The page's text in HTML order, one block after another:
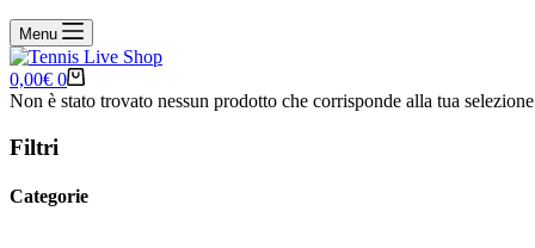
Menu
Carrello
0,00€ 0
Non è stato trovato nessun prodotto che corrisponde alla tua
Filtri
Categorie